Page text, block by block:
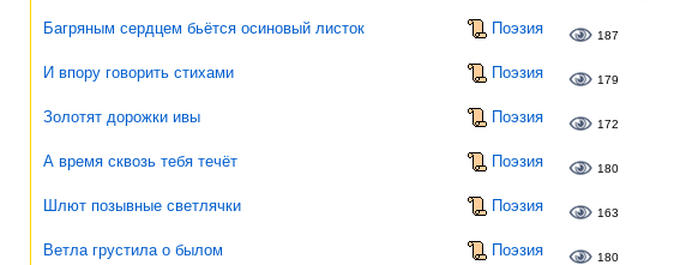
Багряным сердцем бьётся осиновый листок Поэзия 187
И впору говорить стихами Поэзия 179
Золотят дорожки ивы Поэзия 172
А время сквозь тебя течёт Поэзия 180
Шлют позывные светлячки Поэзия 163
Ветла грустила о былом Поэзия 180